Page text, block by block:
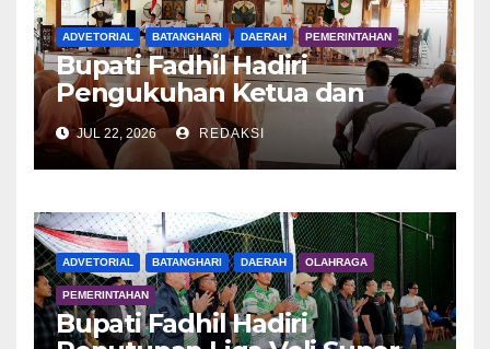
ADVETORIAL BATANGHARI DAERAH PEMERINTAHAN
Bupati Fadhil Hadiri
Pengukuhan Ketua dan
Pengurus DWP Batang Hari
2026
JUL 22, 2026 REDAKSI
ADVETORIAL BATANGHARI DAERAH OLAHRAGA
PEMERINTAHAN
Bupati Fadhil Hadiri